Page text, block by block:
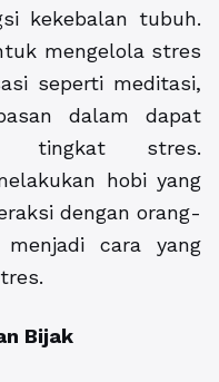
kekebalan tubuh.
mengelola stres
seperti meditasi,
dalam dapat
tingkat stres.
hobi yang
dengan orang-
cara yang
Bijak